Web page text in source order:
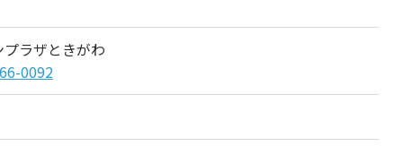
ラザときがわ
0092